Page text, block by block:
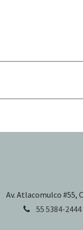
Av. Atlacomulco #55,
55 5384-2444